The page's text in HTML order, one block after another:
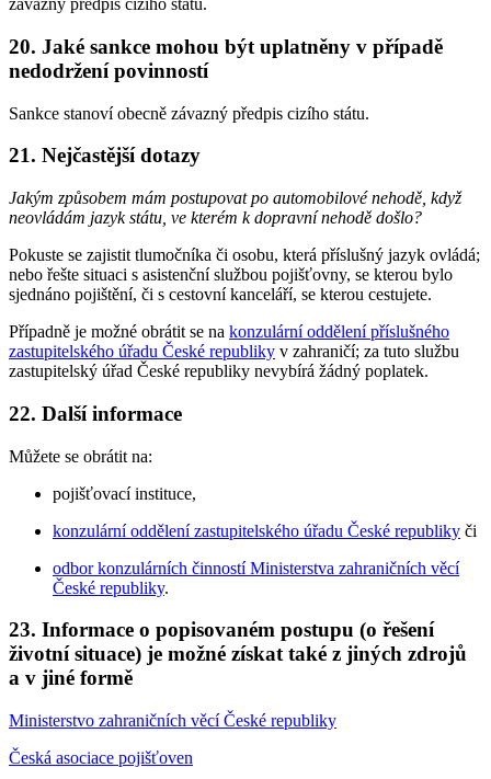
závazný předpis cizího státu.
20. Jaké sankce mohou být uplatněny v případě
nedodržení povinností
Sankce stanoví obecně závazný předpis cizího státu.
21. Nejčastější dotazy
Jakým způsobem mám postupovat po automobilové nehodě, když
neovládám jazyk státu, ve kterém k dopravní nehodě došlo?
Pokuste se zajistit tlumočníka či osobu, která příslušný jazyk ovládá;
nebo řešte situaci s asistenční službou pojišťovny, se kterou bylo
sjednáno pojištění, či s cestovní kanceláří, se kterou cestujete.
Případně je možné obrátit se na konzulární oddělení příslušného
zastupitelského úřadu České republiky v zahraničí; za tuto službu
zastupitelský úřad České republiky nevybírá žádný poplatek.
22. Další informace
Můžete se obrátit na:
pojišťovací instituce,
konzulární oddělení zastupitelského úřadu České republiky či
odbor konzulárních činností Ministerstva zahraničních věcí
České republiky.
23. Informace o popisovaném postupu (o řešení
životní situace) je možné získat také z jiných zdrojů
a v jiné formě
Ministerstvo zahraničních věcí České republiky
Česká asociace pojišťoven